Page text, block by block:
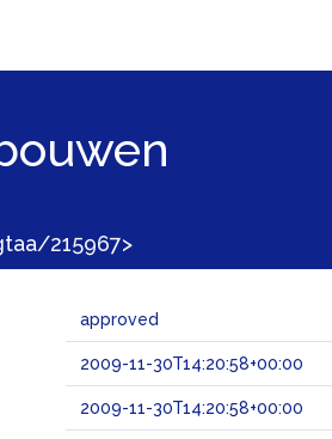
215967>
approved
2009-11-30T14:20:58+00:00
2009-11-30T14:20:58+00:00